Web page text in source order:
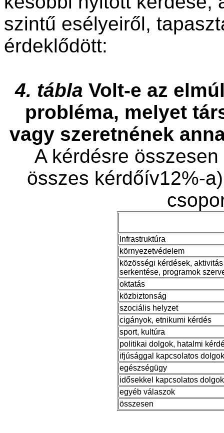
szintű esélyeiről,
érdeklődött:
4. tábla Volt-e az
probléma, melyet
vagy szeretnének
A kérdésre
összes kérdőív12%-
Infrastruktúra
környezetvédelem
közösségi kérdések, aktivitás
serkentése, programok
oktatás
közbiztonság
szociális helyzet
cigányok, etnikumi kérdés
sport, kultúra
politikai dolgok, hatalmi
ifjúsággal kapcsolatos dolgok
egészségügy
idősekkel kapcsolatos dolgok
egyéb válaszok
összesen